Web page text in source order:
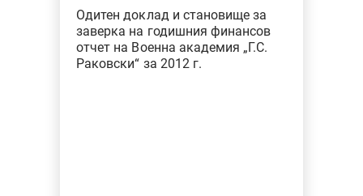
Одитен доклад и становище за
заверка на годишния финансов
отчет на Военна академия „Г.С.
Раковски“ за 2012 г.